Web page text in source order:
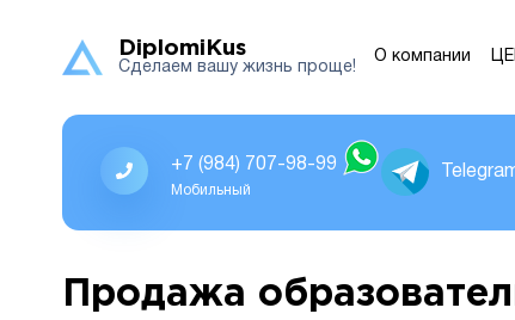
DiplomiKus
Сделаем вашу жизнь проще!
О компании
+7 (984) 707-98-99
Мобильный
Продажа